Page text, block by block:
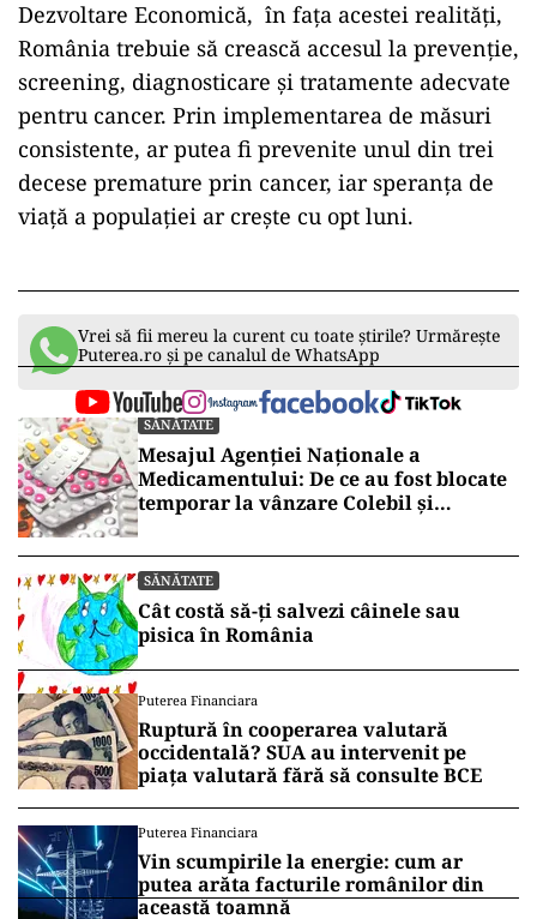
asemenea, în țara noastră se înregistrează cea
mai ridicată mortalitate prin cancer de sân și de
col uterin din Europa.
Pentru țara noastră, Organizația pentru
Cooperare și Dezvoltare Economică estimează
un număr de 18.700 de decese premature din
Conform Organizației pentru Cooperare și
Dezvoltare Economică, în fața acestei realități,
România trebuie să crească accesul la prevenție,
screening, diagnosticare și tratamente adecvate
pentru cancer. Prin implementarea de măsuri
consistente, ar putea fi prevenite unul din trei
decese premature prin cancer, iar speranța de
viață a populației ar crește cu opt luni.
Vrei să fii mereu la curent cu toate știrile? Urmărește
Puterea.ro și pe canalul de WhatsApp
SĂNĂTATE
Mesajul Agenției Naționale a
Medicamentului: De ce au fost blocate
temporar la vânzare Colebil și
Panzcebil